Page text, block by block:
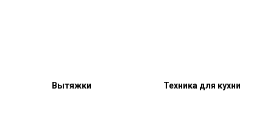
Вытяжки Техника для кухни